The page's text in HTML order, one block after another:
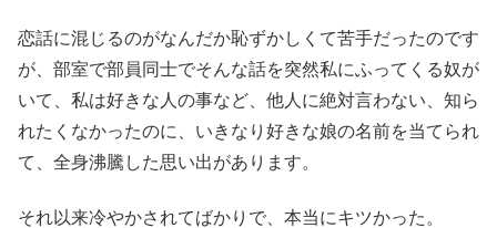
恋話に混じるのがなんだか恥ずかしくて苦手だったのです
が、部室で部員同士でそんな話を突然私にふってくる奴が
いて、私は好きな人の事など、他人に絶対言わない、知ら
れたくなかったのに、いきなり好きな娘の名前を当てられ
て、全身沸騰した思い出があります。
それ以来冷やかされてばかりで、本当にキツかった。